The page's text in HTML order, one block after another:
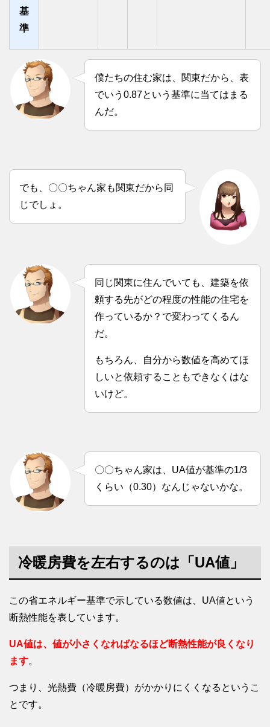
基
準
僕たちの住む家は、関東だから、表
でいう0.87という基準に当てはまる
んだ。
でも、〇〇ちゃん家も関東だから同
じでしょ。
同じ関東に住んでいても、建築を依
頼する先がどの程度の性能の住宅を
作っているか？で変わってくるん
だ。
もちろん、自分から数値を高めてほ
しいと依頼することもできなくはな
いけど。
〇〇ちゃん家は、UA値が基準の1/3
くらい（0.30）なんじゃないかな。
冷暖房費を左右するのは「UA値」
この省エネルギー基準で示している数値は、UA値という
断熱性能を表しています。
UA値は、値が小さくなればなるほど断熱性能が良くなり
ます。
つまり、光熱費（冷暖房費）がかかりにくくなるというこ
とです。